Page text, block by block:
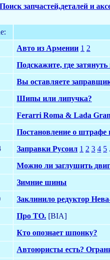
Поиск запчастей,деталей и
Авто из Армении 1 2
Подскажите, где
Вы оставляете
Шипы или липучка?
Ferarri Roma & Lada
Постановление о
Заправки Русоил 1 2 3 4 5
Можно ли заглушить
Зимние шины
Заклинило редуктор
Про ТО. [BIA]
Кто опознает шпонку?
Автоюристы есть?